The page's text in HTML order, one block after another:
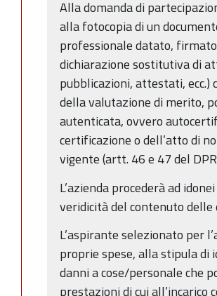
Alla domanda di
alla fotocopia di un
professionale datato,
dichiarazione sostitutiva di
pubblicazioni, attestati,
della valutazione di merito,
autenticata, ovvero
certificazione o dell’atto di
vigente (artt. 46 e 47 del
L’azienda procederà ad
veridicità del contenuto
L’aspirante selezionato per
proprie spese, alla stipula di
danni a cose/personale che
prestazioni di cui all’incarico